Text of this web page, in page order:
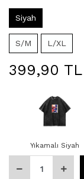
Siyah
S/M L/XL
399,90 TL
Yıkamalı Siyah